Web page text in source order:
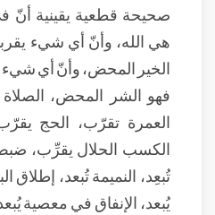
صحيحة قطعية يقينية أنّ
هي الله، وأنّ أي شيء
الخير المحض، وأنّ أي شيء
فهو الشر المحض،
العمرة تقرّب، الحج
الكسب الحلال يقرِّب،
تُبعِد، النميمة تُبعد، إطلاق
يُبعد، الإنفاق في معصية